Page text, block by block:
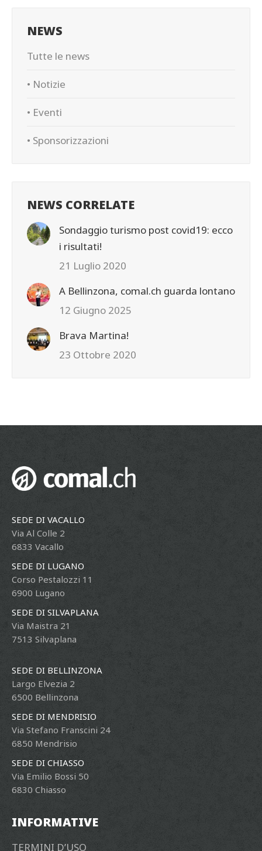
NEWS
Tutte le news
• Notizie
• Eventi
• Sponsorizzazioni
NEWS CORRELATE
Sondaggio turismo post covid19: ecco
i risultati!
21 Luglio 2020
A Bellinzona, comal.ch guarda lontano
12 Giugno 2025
Brava Martina!
23 Ottobre 2020
SEDE DI VACALLO
Via Al Colle 2
6833 Vacallo
SEDE DI LUGANO
Corso Pestalozzi 11
6900 Lugano
SEDE DI SILVAPLANA
Via Maistra 21
7513 Silvaplana
SEDE DI BELLINZONA
Largo Elvezia 2
6500 Bellinzona
SEDE DI MENDRISIO
Via Stefano Franscini 24
6850 Mendrisio
SEDE DI CHIASSO
Via Emilio Bossi 50
6830 Chiasso
INFORMATIVE
TERMINI D’USO